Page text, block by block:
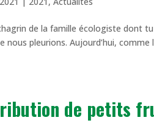
de la famille écologiste dont
nous pleurions. Aujourd’hui,
de petits